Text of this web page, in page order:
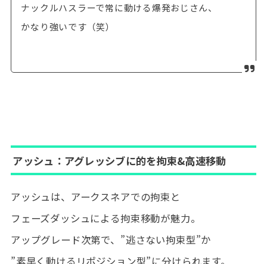
ナックルハスラーで常に動ける爆発おじさん、
かなり強いです（笑）
アッシュ：アグレッシブに的を拘束&高速移動
アッシュは、アークスネアでの拘束と
フェーズダッシュによる拘束移動が魅力。
アップグレード次第で、”逃さない拘束型”か
”素早く動けるリポジション型”に分けられます。